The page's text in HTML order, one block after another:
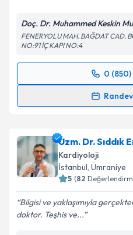
Doç. Dr. Muhammed Keskin
FENERYOLU MAH. BAĞDAT CAD.
NO:91 İÇ KAPI NO:4
0
Randevu Takvimi
için bir takvim
bilgilendireceğiz.
E-posta Adresiniz
Uzm. Dr. Sıddık
Kardiyoloji
İstanbul, Ümraniye
5 (82
Bilgisi ve yaklaşımıyla
doktor. Teşhis ve...